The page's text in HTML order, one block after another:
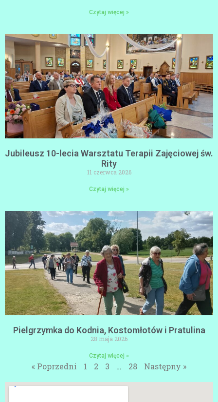
Czytaj więcej »
Jubileusz 10-lecia Warsztatu Terapii Zajęciowej św.
Rity
11 czerwca 2026
Czytaj więcej »
Pielgrzymka do Kodnia, Kostomłotów i Pratulina
28 maja 2026
Czytaj więcej »
« Poprzedni 1 2 3 … 28 Następny »